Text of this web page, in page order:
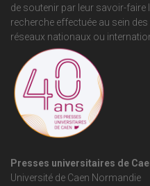
de soutenir par leur savoir-faire
recherche effectuée au sein
réseaux nationaux ou
Presses universitaires de
Université de Caen Normandie